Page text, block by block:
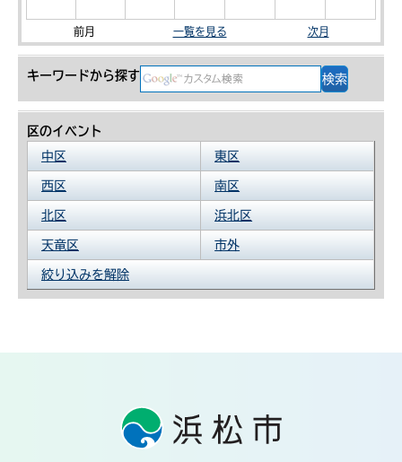
前月 一覧を見る 次月
キーワードから探す
区のイベント
中区
東区
西区 南区
北区 浜北区
天竜区 市外
絞り込みを解除